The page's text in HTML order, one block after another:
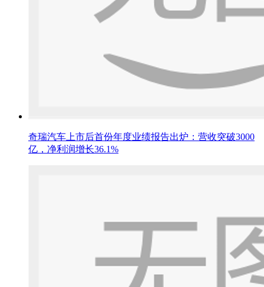
奇瑞汽车上市后首份年度业绩报告出炉：营收突破3000
亿，净利润增长36.1%